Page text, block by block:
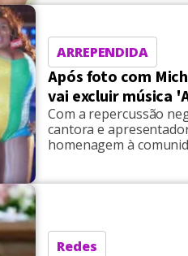
ARREPENDIDA
Após foto com
vai excluir música
Com a repercussão
cantora e
homenagem à
Redes